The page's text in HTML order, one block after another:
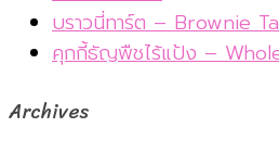
บราวนี่ทาร์ต – Brownie
คุกกี้ธัญพืชไร้แป้ง –
Archives